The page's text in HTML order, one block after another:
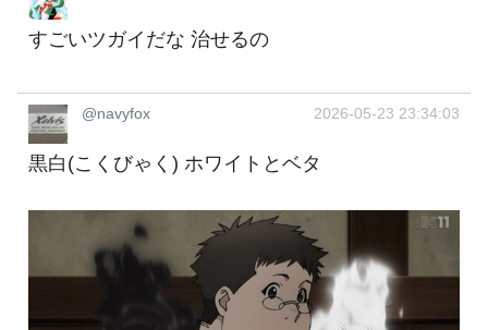
すごいツガイだな 治せるの
@navyfox 2026-05-23 23:34:03
黒白(こくびゃく) ホワイトとベタ